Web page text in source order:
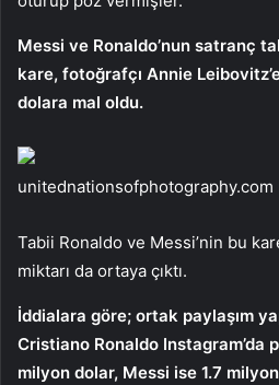
Messi ve Ronaldo’nun satranç
kare, fotoğrafçı Annie
dolara mal oldu.
unitednationsofphotography.com
Tabii Ronaldo ve Messi’nin bu
miktarı da ortaya çıktı.
İddialara göre; ortak paylaşım
Cristiano Ronaldo Instagram’da
milyon dolar, Messi ise 1.7